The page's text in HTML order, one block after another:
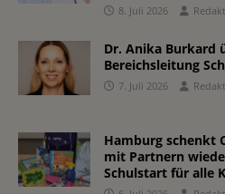
8. Juli 2026
Dr. Anika Burkard
Bereichsleitung
7. Juli 2026
Hamburg schenkt
mit Partnern
Schulstart für alle